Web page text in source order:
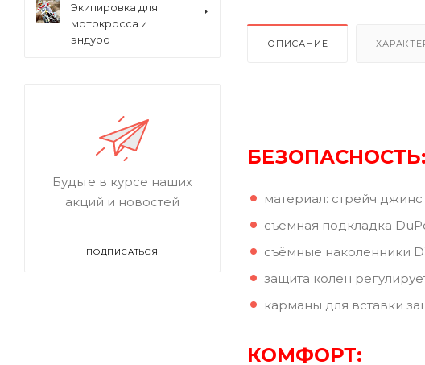
ОПИСАНИЕ
БЕЗОПАСНОСТЬ:
материал: стрейч джинс
съемная подкладка
съёмные наколенники
защита колен
карманы для вставки
КОМФОРТ:
Экипировка для
мотокросса и
эндуро
Будьте в курсе наших
акций и новостей
ПОДПИСАТЬСЯ